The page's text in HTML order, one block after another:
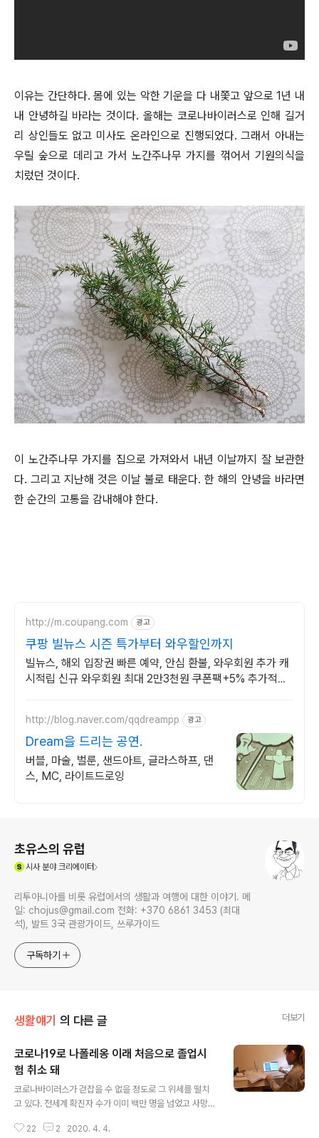
이유는 간단하다. 몸에 있는 악한 기운을 다 내쫓고 앞으로 1년 내
내 안녕하길 바라는 것이다. 올해는 코로나바이러스로 인해 길거
리 상인들도 없고 미사도 온라인으로 진행되었다. 그래서 아내는
우릴 숲으로 데리고 가서 노간주나무 가지를 꺾어서 기원의식을
치렀던 것이다.
이 노간주나무 가지를 집으로 가져와서 내년 이날까지 잘 보관한
다. 그리고 지난해 것은 이날 불로 태운다. 한 해의 안녕을 바라면
한 순간의 고통을 감내해야 한다.
http://m.coupang.com 광고
쿠팡 빌뉴스 시즌 특가부터 와우할인까지
빌뉴스, 해외 입장권 빠른 예약, 안심 환불, 와우회원 추가 캐
시적립 신규 와우회원 최대 2만3천원 쿠폰팩+5% 추가적립
http://blog.naver.com/qqdreampp 광고
Dream을 드리는 공연.
버블, 마술, 벌룬, 샌드아트, 글라스하프, 댄
스, MC, 라이트드로잉
초유스의 유럽
시사분야 크리에이터
리투아니아를 비롯 유럽에서의 생활과 여행에 대한 이야기. 메
일: chojus@gmail.com 전화: +370 6861 3453 (최대
석), 발트 3국 관광가이드, 쓰루가이드
구독하기
생활얘기 의 다른 글 더보기
코로나19로 나폴레옹 이래 처음으로 졸업시
험 취소 돼
코로나바이러스가 걷잡을 수 없을 정도로 그 위세를 떨치
고 있다. 전세계 확진자 수가 이미 백만 명을 넘었고 사망자
로운 확진자 수가 25,185명이다. 이를 두고 분명히 트럼프
22 2 2020. 4. 4.